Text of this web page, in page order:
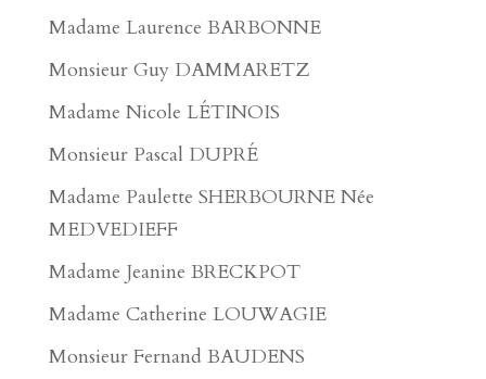
Madame Laurence BARBONNE
Monsieur Guy DAMMARETZ
Madame Nicole LÉTINOIS
Monsieur Pascal DUPRÉ
Madame Paulette SHERBOURNE Née
MEDVEDIEFF
Madame Jeanine BRECKPOT
Madame Catherine LOUWAGIE
Monsieur Fernand BAUDENS